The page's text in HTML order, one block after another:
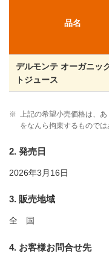
品名
デルモンテ オーガニッ
トジュース
※
上記の希望小売価格は、
をなんら拘束するものでは
2. 発売日
2026年3月16日
3. 販売地域
全 国
4. お客様お問合せ先